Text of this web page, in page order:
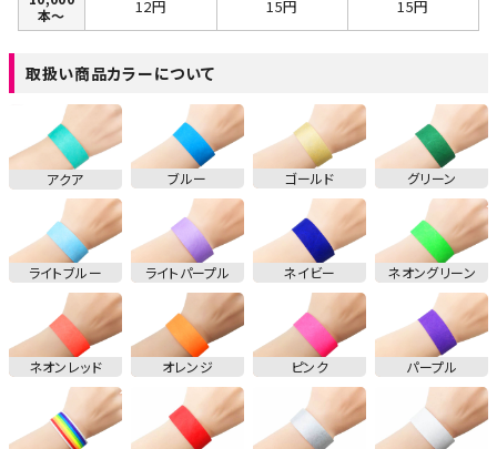
本～
12円 15円 15円
取扱い商品カラーについて
アクア ブルー ゴールド グリーン
ライトブルー ライトパープル ネイビー ネオングリーン
ネオンレッド オレンジ ピンク パープル